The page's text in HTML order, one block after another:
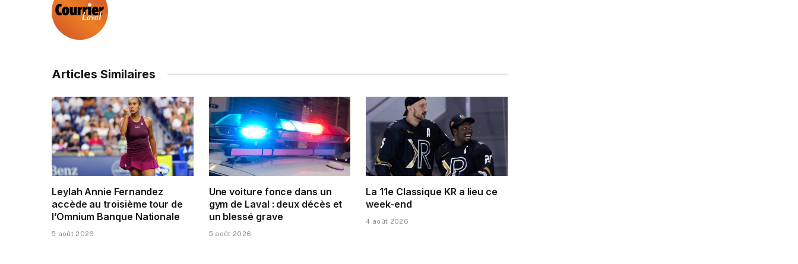
Articles Similaires
Leylah Annie Fernandez
accède au troisième tour de
l’Omnium Banque Nationale
5 août 2026
Une voiture fonce dans un
gym de Laval : deux décès et
un blessé grave
5 août 2026
La 11e Classique KR a lieu ce
week-end
4 août 2026